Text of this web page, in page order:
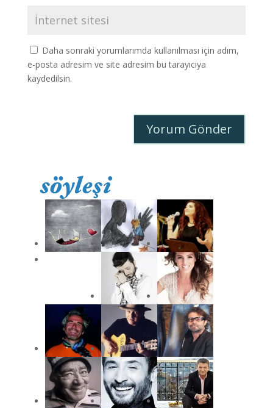
Daha sonraki yorumlarımda kullanılması için adım,
e-posta adresim ve site adresim bu tarayıcıya
kaydedilsin.